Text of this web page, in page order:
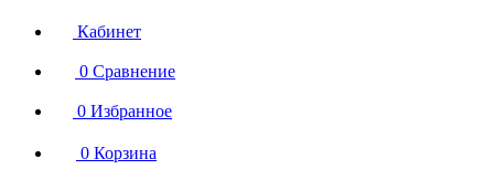
Кабинет
0 Сравнение
0 Избранное
0 Корзина